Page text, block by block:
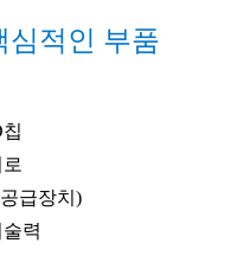
심적인 부품
급장치)
력